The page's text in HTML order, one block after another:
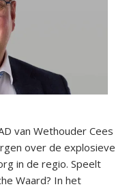
van Wethouder Cees
over de explosieve
in de regio. Speelt
Waard? In het